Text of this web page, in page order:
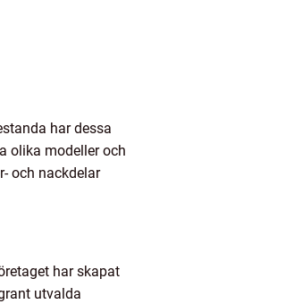
har dessa
olika modeller och
och nackdelar
har skapat
utvalda